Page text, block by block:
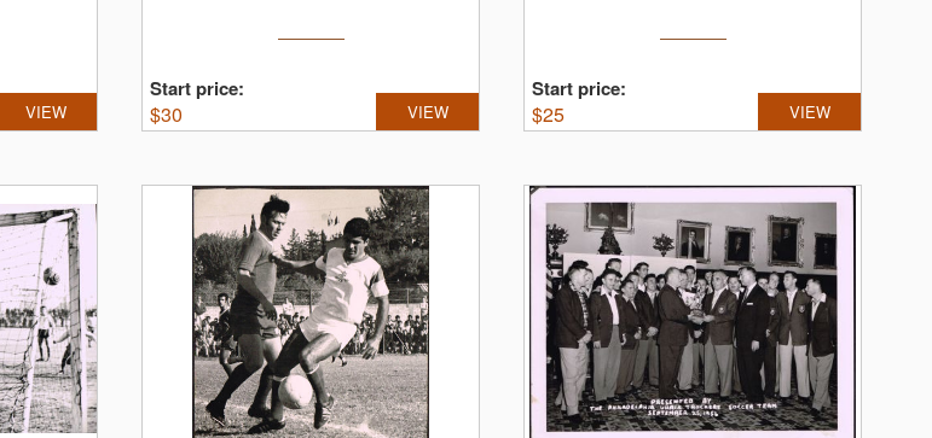
VIEW
Start price:
$30 VIEW
Start price:
$25 VIEW